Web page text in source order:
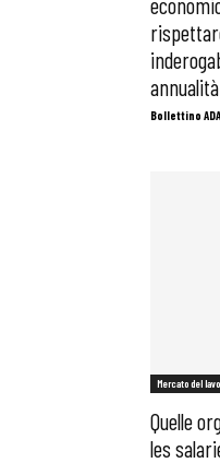
Bollettino
Mercato del
Quelle
les